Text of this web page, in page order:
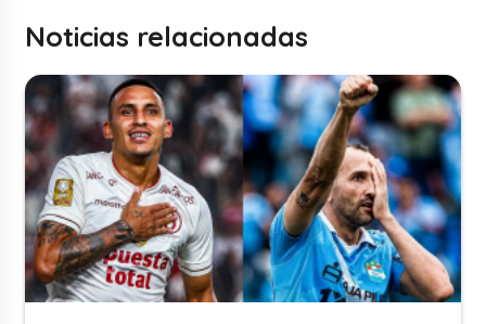
Noticias relacionadas